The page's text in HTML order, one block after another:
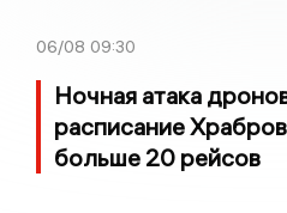
06/08 09:30
Ночная атака
расписание
больше 20 рейсов